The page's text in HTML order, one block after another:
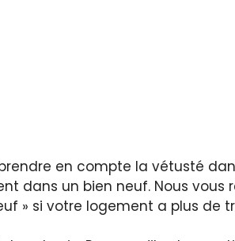
en compte la vétusté
dans un bien neuf. Nous vous
» si votre logement a plus de